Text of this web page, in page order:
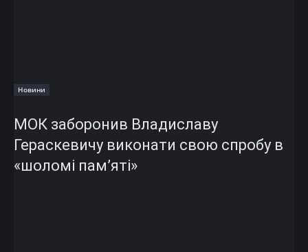
Новини
МОК заборонив Владиславу
Гераскевичу виконати свою спробу в
«шоломі пам’яті»